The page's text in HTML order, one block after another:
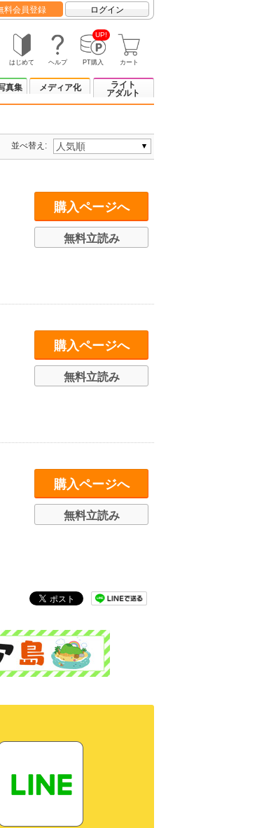
料会員登録 ログイン
はじめて ヘルプ
UP!
PT購入 カート
真集 メディア化
ライト
アダルト
並べ替え:
購入ページへ
無料立読み
購入ページへ
無料立読み
購入ページへ
無料立読み